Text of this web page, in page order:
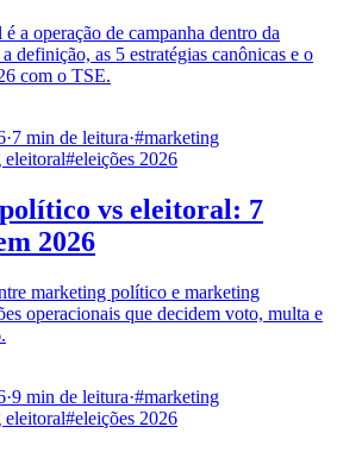
a operação de campanha dentro da
definição, as 5 estratégias canônicas e o
com o TSE.
·7 min de leitura·#marketing
eleitoral#eleições 2026
vs eleitoral: 7
2026
marketing político e marketing
operacionais que decidem voto, multa e
·9 min de leitura·#marketing
eleitoral#eleições 2026